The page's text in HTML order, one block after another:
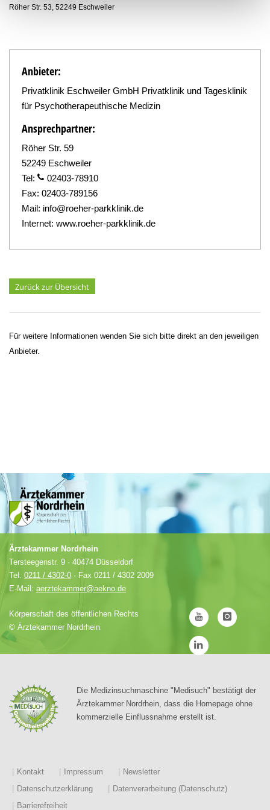
Röher Str. 53, 52249 Eschweiler
Anbieter:
Privatklinik Eschweiler GmbH Privatklinik und Tagesklinik
für Psychotherapeuthische Medizin
Ansprechpartner:
Röher Str. 59
52249 Eschweiler
Tel:
02403-78910
Fax: 02403-789156
Mail: info@roeher-parkklinik.de
Internet: www.roeher-parkklinik.de
Zurück zur Übersicht
Für weitere Informationen wenden Sie sich bitte direkt an den jeweiligen
Anbieter.
Ärztekammer Nordrhein
Tersteegenstr. 9 · 40474 Düsseldorf
Tel. 0211 / 4302-0 · Fax 0211 / 4302 2009
E-Mail: aerztekammer@aekno.de
Körperschaft des öffentlichen Rechts
© Ärztekammer Nordrhein
Die Medizinsuchmaschine "Medisuch" bestätigt der
Ärztekammer Nordrhein, dass die Homepage ohne
kommerzielle Einflussnahme erstellt ist.
Kontakt Impressum
Newsletter
Datenschutzerklärung
Datenverarbeitung (Datenschutz)
Barrierefreiheit